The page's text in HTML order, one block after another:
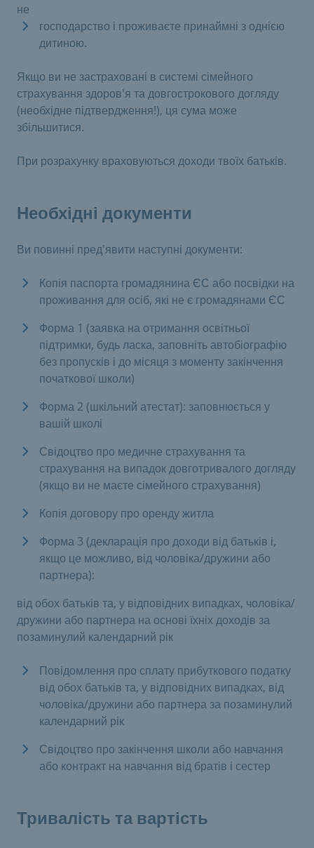
не
господарство і проживаєте принаймні з однією
дитиною.
Якщо ви не застраховані в системі сімейного
страхування здоров'я та довгострокового догляду
(необхідне підтвердження!), ця сума може
збільшитися.
При розрахунку враховуються доходи твоїх батьків.
Необхідні документи
Ви повинні пред'явити наступні документи:
Копія паспорта громадянина ЄС або посвідки на
проживання для осіб, які не є громадянами ЄС
Форма 1 (заявка на отримання освітньої
підтримки, будь ласка, заповніть автобіографію
без пропусків і до місяця з моменту закінчення
початкової школи)
Форма 2 (шкільний атестат): заповнюється у
вашій школі
Свідоцтво про медичне страхування та
страхування на випадок довготривалого догляду
(якщо ви не маєте сімейного страхування)
Копія договору про оренду житла
Форма 3 (декларація про доходи від батьків і,
якщо це можливо, від чоловіка/дружини або
партнера):
від обох батьків та, у відповідних випадках, чоловіка/
дружини або партнера на основі їхніх доходів за
позаминулий календарний рік
Повідомлення про сплату прибуткового податку
від обох батьків та, у відповідних випадках, від
чоловіка/дружини або партнера за позаминулий
календарний рік
Свідоцтво про закінчення школи або навчання
або контракт на навчання від братів і сестер
Тривалість та вартість